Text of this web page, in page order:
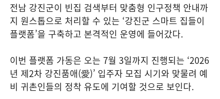
전남 강진군이 빈집 검색부터 맞춤형 인구정책 안내까
지 원스톱으로 처리할 수 있는 ‘강진군 스마트 집들이
플랫폼’을 구축하고 본격적인 운영에 들어갔다.
이번 플랫폼 가동은 오는 7월 3일까지 진행되는 ‘2026
년 제2차 강진품애(愛)’ 입주자 모집 시기와 맞물려 예
비 귀촌인들의 정착 유도에 기여할 것으로 보인다.